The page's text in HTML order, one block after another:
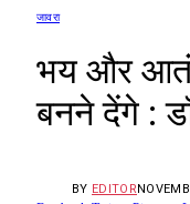
जावरा
भय और
बनने देंगे :
BY EDITOR